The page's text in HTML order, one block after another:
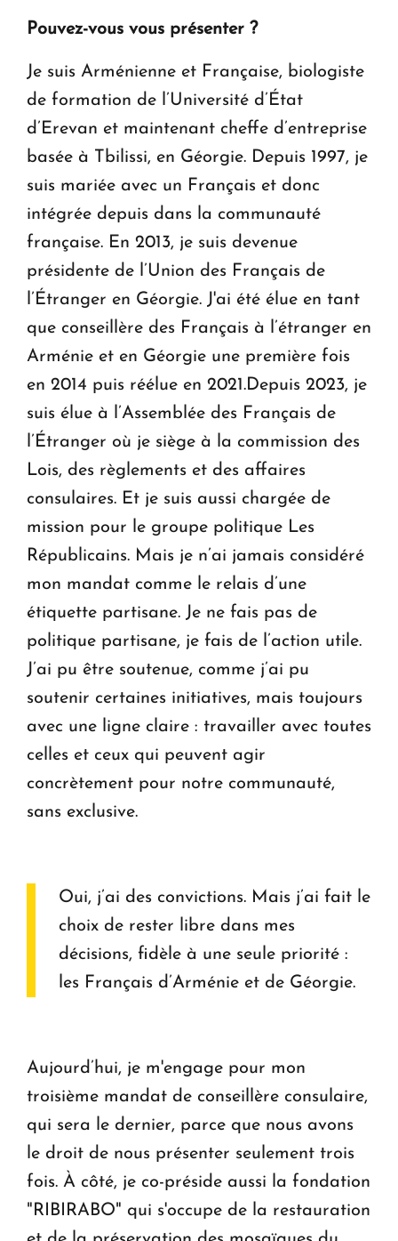
Pouvez-vous vous présenter ?
Je suis Arménienne et Française, biologiste
de formation de l’Université d’État
d’Erevan et maintenant cheffe d’entreprise
basée à Tbilissi, en Géorgie. Depuis 1997, je
suis mariée avec un Français et donc
intégrée depuis dans la communauté
française. En 2013, je suis devenue
présidente de l’Union des Français de
l’Étranger en Géorgie. J'ai été élue en tant
que conseillère des Français à l’étranger en
Arménie et en Géorgie une première fois
en 2014 puis réélue en 2021.Depuis 2023, je
suis élue à l’Assemblée des Français de
l’Étranger où je siège à la commission des
Lois, des règlements et des affaires
consulaires. Et je suis aussi chargée de
mission pour le groupe politique Les
Républicains. Mais je n’ai jamais considéré
mon mandat comme le relais d’une
étiquette partisane. Je ne fais pas de
politique partisane, je fais de l’action utile.
J’ai pu être soutenue, comme j’ai pu
soutenir certaines initiatives, mais toujours
avec une ligne claire : travailler avec toutes
celles et ceux qui peuvent agir
concrètement pour notre communauté,
sans exclusive.
Oui, j’ai des convictions. Mais j’ai fait le
choix de rester libre dans mes
décisions, fidèle à une seule priorité :
les Français d’Arménie et de Géorgie.
Aujourd’hui, je m'engage pour mon
troisième mandat de conseillère consulaire,
qui sera le dernier, parce que nous avons
le droit de nous présenter seulement trois
fois. À côté, je co-préside aussi la fondation
"RIBIRABO" qui s'occupe de la restauration